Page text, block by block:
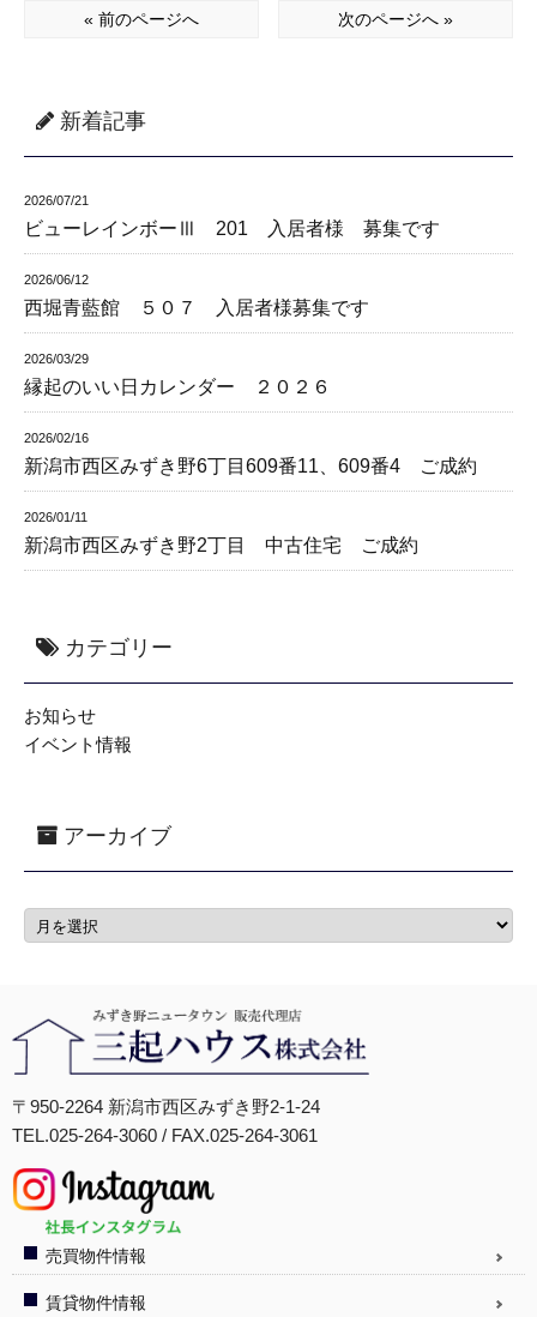
« 前のページへ 次のページへ »
新着記事
2026/07/21
ビューレインボーⅢ 201 入居者様 募集です
2026/06/12
西堀青藍館 ５０７ 入居者様募集です
2026/03/29
縁起のいい日カレンダー ２０２６
2026/02/16
新潟市西区みずき野6丁目609番11、609番4 ご成約
2026/01/11
新潟市西区みずき野2丁目 中古住宅 ご成約
カテゴリー
お知らせ
イベント情報
アーカイブ
〒950-2264 新潟市西区みずき野2-1-24
TEL.025-264-3060 / FAX.025-264-3061
売買物件情報
賃貸物件情報